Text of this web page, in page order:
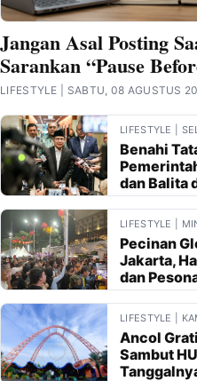
Jangan Asal Posting
Sarankan “Pause
LIFESTYLE | SABTU, 08 AGUSTUS
LIFESTYLE |
Benahi
dan Balita
LIFESTYLE |
Pecinan
Jakarta,
dan
LIFESTYLE |
Ancol
Sambut